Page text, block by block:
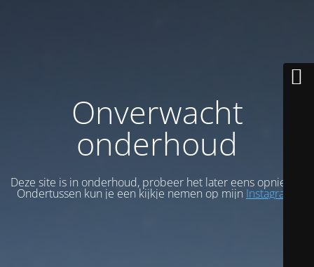
Onverwacht
onderhoud
Deze site is in onderhoud, probeer het later eens opnieuw.
Ondertussen kun je een kijkje nemen op mijn Instagram